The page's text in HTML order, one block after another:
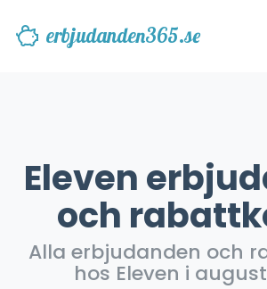
erbjudanden365.se
Eleven
och
Alla erbjudanden och
hos Eleven i